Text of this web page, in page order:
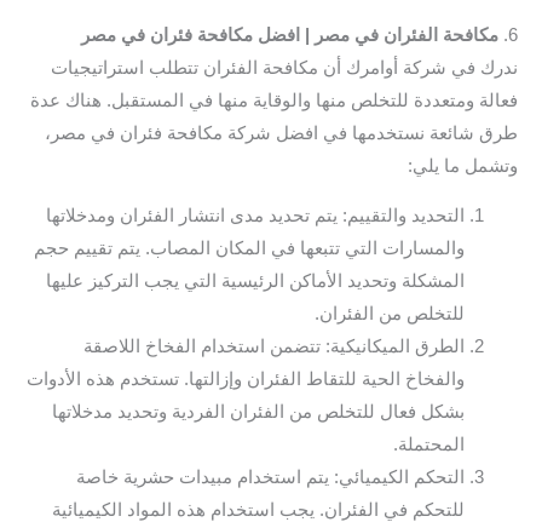
6. مكافحة الفئران في مصر | افضل مكافحة فئران في مصر
ندرك في شركة أوامرك أن مكافحة الفئران تتطلب استراتيجيات
فعالة ومتعددة للتخلص منها والوقاية منها في المستقبل. هناك عدة
طرق شائعة نستخدمها في افضل شركة مكافحة فئران في مصر،
وتشمل ما يلي:
التحديد والتقييم: يتم تحديد مدى انتشار الفئران ومدخلاتها
والمسارات التي تتبعها في المكان المصاب. يتم تقييم حجم
المشكلة وتحديد الأماكن الرئيسية التي يجب التركيز عليها
للتخلص من الفئران.
الطرق الميكانيكية: تتضمن استخدام الفخاخ اللاصقة
والفخاخ الحية للتقاط الفئران وإزالتها. تستخدم هذه الأدوات
بشكل فعال للتخلص من الفئران الفردية وتحديد مدخلاتها
المحتملة.
التحكم الكيميائي: يتم استخدام مبيدات حشرية خاصة
للتحكم في الفئران. يجب استخدام هذه المواد الكيميائية